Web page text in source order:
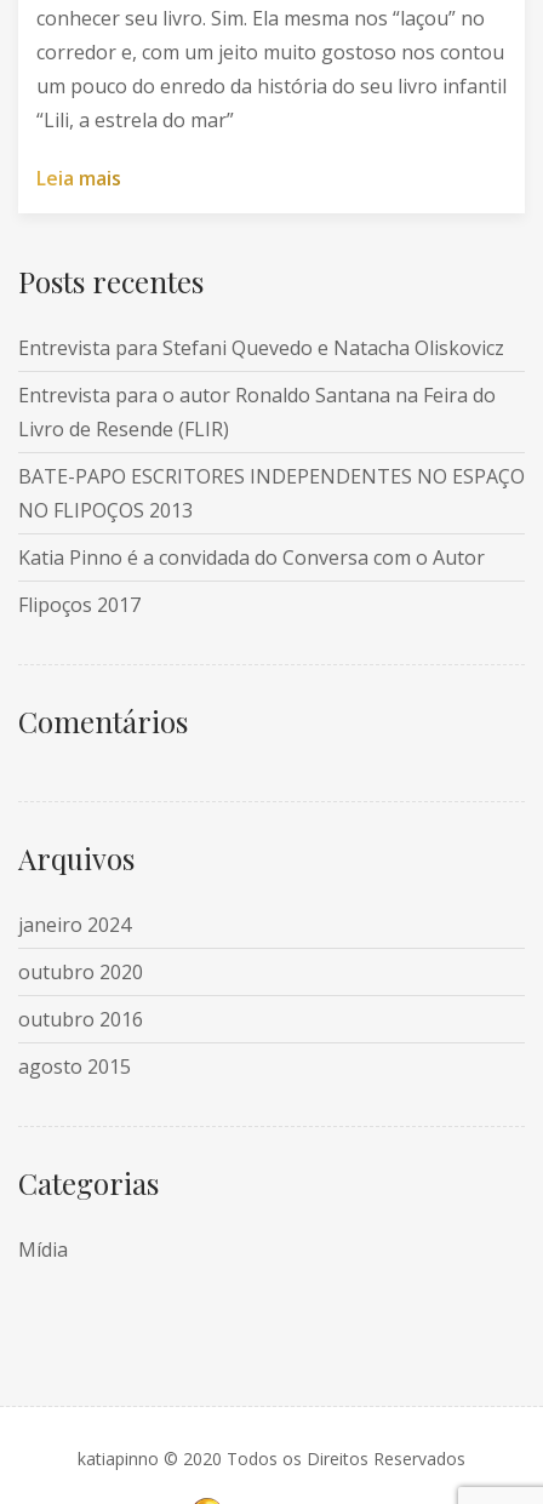
conhecer seu livro. Sim. Ela mesma nos “laçou” no
corredor e, com um jeito muito gostoso nos contou
um pouco do enredo da história do seu livro infantil
“Lili, a estrela do mar”
Leia mais
Posts recentes
Entrevista para Stefani Quevedo e Natacha Oliskovicz
Entrevista para o autor Ronaldo Santana na Feira do
Livro de Resende (FLIR)
BATE-PAPO ESCRITORES INDEPENDENTES NO ESPAÇO
NO FLIPOÇOS 2013
Katia Pinno é a convidada do Conversa com o Autor
Flipoços 2017
Comentários
Arquivos
janeiro 2024
outubro 2020
outubro 2016
agosto 2015
Categorias
Mídia
katiapinno © 2020 Todos os Direitos Reservados